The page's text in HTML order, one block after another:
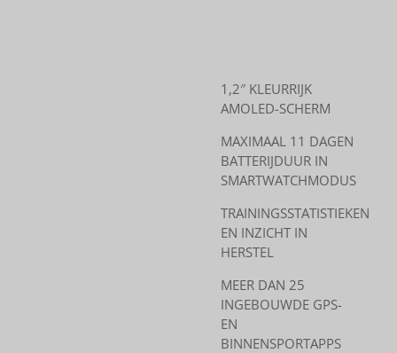
1,2″ KLEURRIJK
AMOLED-SCHERM
MAXIMAAL 11 DAGEN
BATTERIJDUUR IN
SMARTWATCHMODUS
TRAININGSSTATISTIEKEN
EN INZICHT IN
HERSTEL
MEER DAN 25
INGEBOUWDE GPS-
EN
BINNENSPORTAPPS